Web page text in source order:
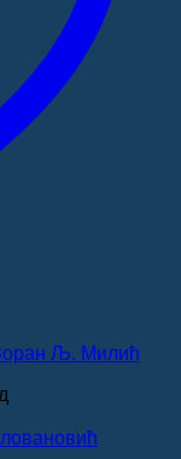
Љ. Милић
је: